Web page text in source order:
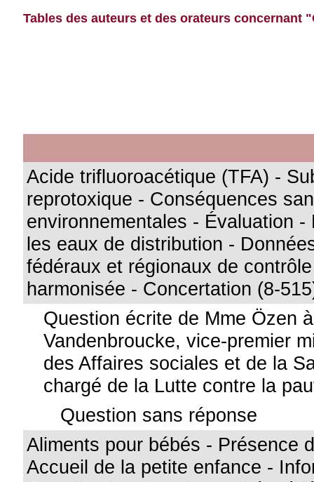
Tables des auteurs et des orateurs concernant
Acide trifluoroacétique (TFA) -
reprotoxique - Conséquences
environnementales - Évaluation -
les eaux de distribution -
fédéraux et régionaux de
harmonisée - Concertation (8-
Question écrite de Mme Özen
Vandenbroucke, vice-premier
des Affaires sociales et de la
chargé de la Lutte contre la
Question sans réponse
Aliments pour bébés - Présence
Accueil de la petite enfance -